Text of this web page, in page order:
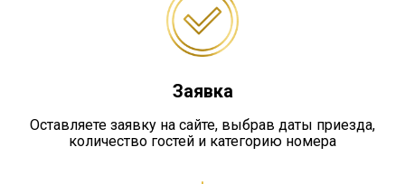
Заявка
Оставляете заявку на сайте, выбрав даты приезда,
количество гостей и категорию номера